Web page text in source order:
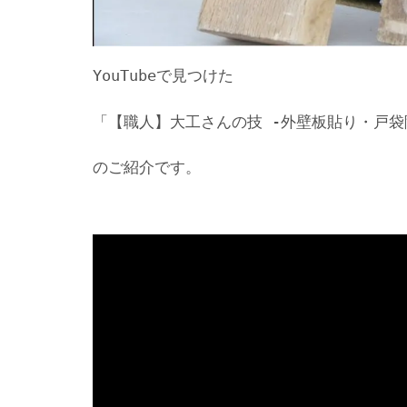
YouTubeで見つけた
「【職人】大工さんの技 -外壁板貼り・戸
のご紹介です。